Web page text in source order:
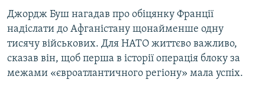
РУС
УКР
КТАТ
Джордж Буш нагадав про обіцянку Франції
надіслати до Афганістану щонайменше одну
тисячу військових. Для НАТО життєво важливо,
сказав він, щоб перша в історії операція блоку за
межами «євроатлантичного регіону» мала успіх.